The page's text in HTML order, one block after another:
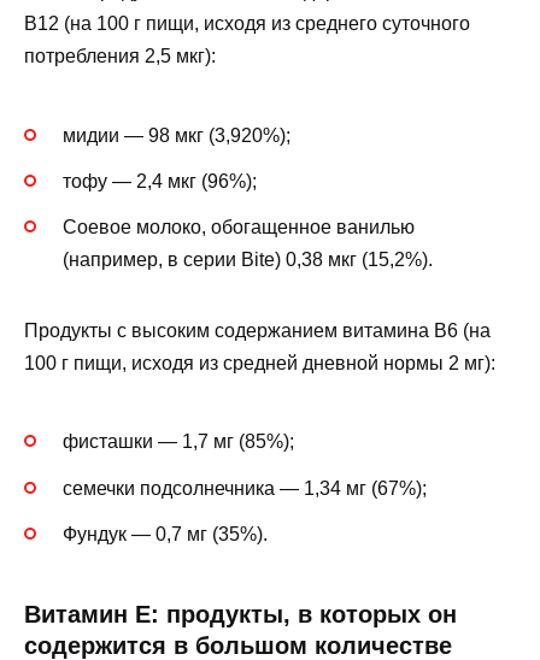
B12 (на 100 г пищи, исходя из среднего суточного
потребления 2,5 мкг):
мидии — 98 мкг (3,920%);
тофу — 2,4 мкг (96%);
Соевое молоко, обогащенное ванилью
(например, в серии Bite) 0,38 мкг (15,2%).
Продукты с высоким содержанием витамина B6 (на
100 г пищи, исходя из средней дневной нормы 2 мг):
фисташки — 1,7 мг (85%);
семечки подсолнечника — 1,34 мг (67%);
Фундук — 0,7 мг (35%).
Витамин Е: продукты, в которых он
содержится в большом количестве